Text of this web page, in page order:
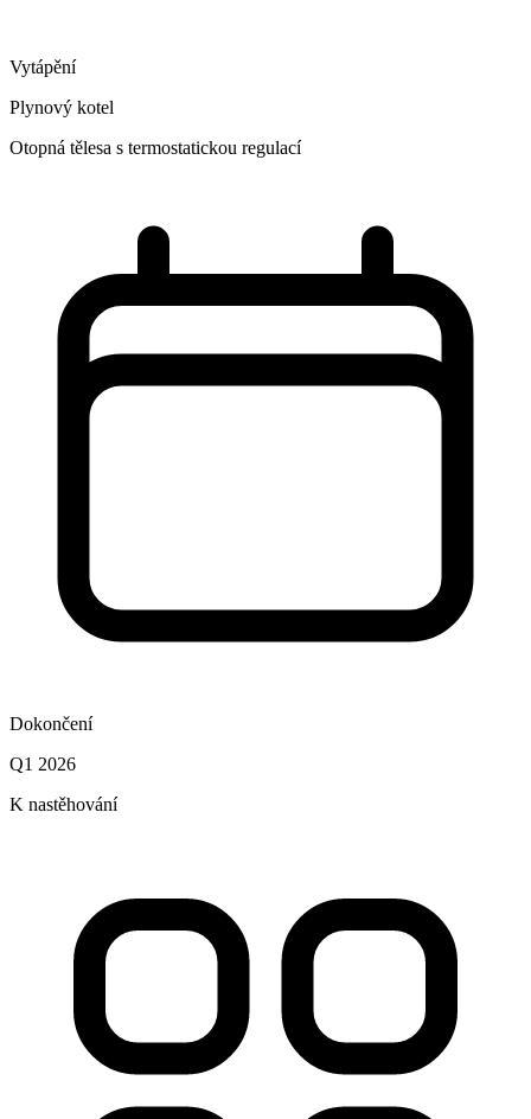
Vytápění
Plynový kotel
Otopná tělesa s termostatickou regulací
Dokončení
Q1 2026
K nastěhování